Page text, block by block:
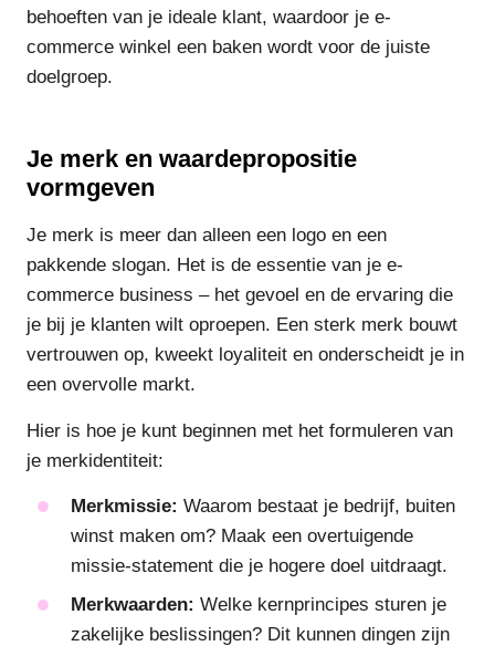
behoeften van je ideale klant, waardoor je e-
commerce winkel een baken wordt voor de juiste
doelgroep.
Je merk en waardepropositie
vormgeven
Je merk is meer dan alleen een logo en een
pakkende slogan. Het is de essentie van je e-
commerce business – het gevoel en de ervaring die
je bij je klanten wilt oproepen. Een sterk merk bouwt
vertrouwen op, kweekt loyaliteit en onderscheidt je in
een overvolle markt.
Hier is hoe je kunt beginnen met het formuleren van
je merkidentiteit:
Merkmissie: Waarom bestaat je bedrijf, buiten
winst maken om? Maak een overtuigende
missie-statement die je hogere doel uitdraagt.
Merkwaarden: Welke kernprincipes sturen je
zakelijke beslissingen? Dit kunnen dingen zijn